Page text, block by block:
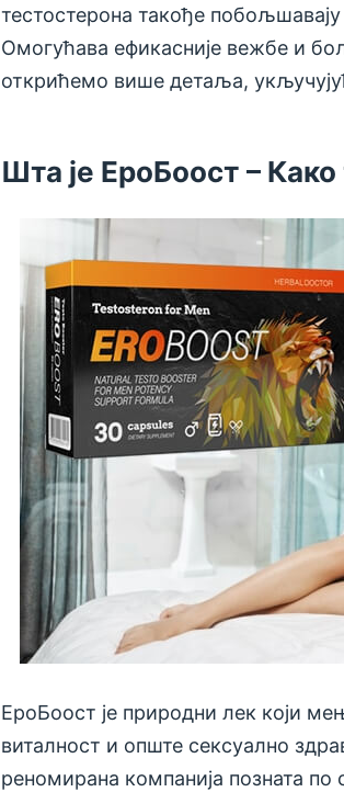
тестостерона такође
Омогућава ефикасније вежбе и
открићемо више детаља,
Шта је ЕроБоост –
ЕроБоост је природни лек који
виталност и опште сексуално
реномирана компанија позната по